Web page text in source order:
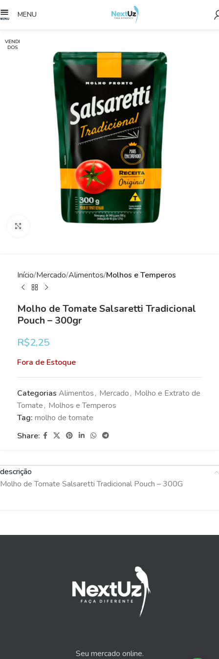
MENU
VENDI
DOS
Clique para ampliar
Início Mercado Alimentos Molhos e Temperos
Molho de Tomate Salsaretti Tradicional
Pouch – 300gr
R$2,25
Fora de Estoque
Categorias Alimentos, Mercado, Molho e Extrato de
Tomate, Molhos e Temperos
Tag: molho de tomate
Share:
descrição
Molho de Tomate Salsaretti Tradicional Pouch – 300G
Seu mercado online.